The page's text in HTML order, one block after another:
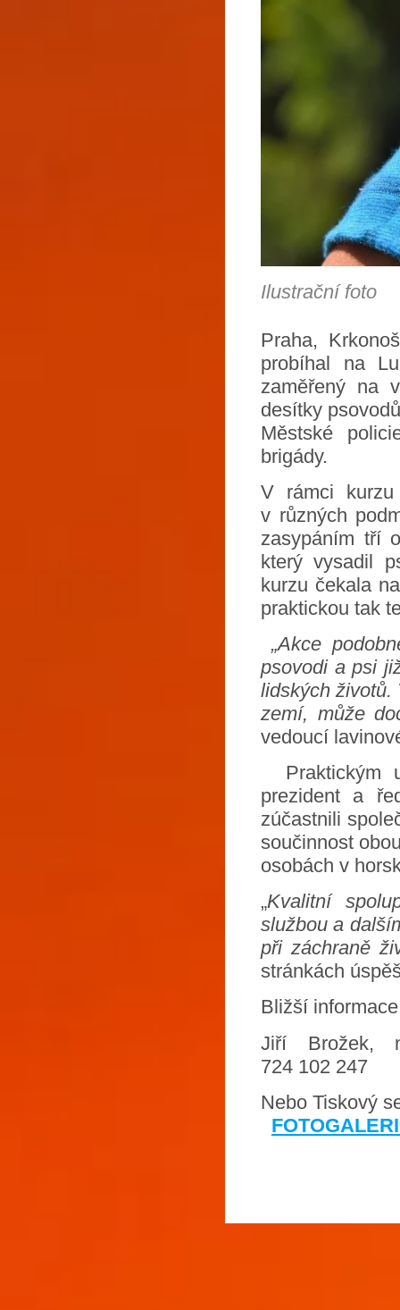
Ilustrační foto
Praha,
probíhal na
zaměřený na
desítky
Městské
brigády.
V rámci kurzu
v různých
zasypáním tří
který vysadil
kurzu čekala
praktickou tak
„Akce
psovodi a psi
lidských životů.
zemí, může
vedoucí
Praktickým
prezident a
zúčastnili
součinnost
osobách v
„Kvalitní
službou a
při záchraně
stránkách
Bližší
Jiří Brožek,
724 102 247
Nebo Tiskový